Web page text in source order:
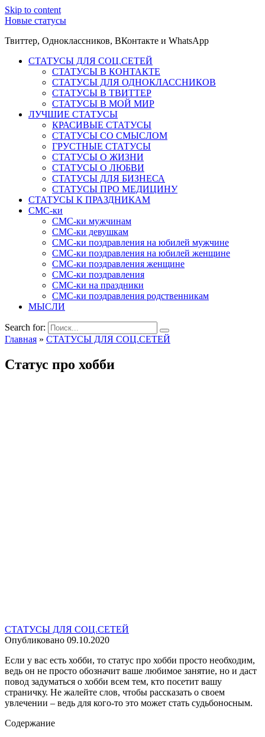
Skip to content
Новые статусы
Твиттер, Одноклассников, ВКонтакте и WhatsApp
СТАТУСЫ ДЛЯ СОЦ.СЕТЕЙ
СТАТУСЫ В КОНТАКТЕ
СТАТУСЫ ДЛЯ ОДНОКЛАССНИКОВ
СТАТУСЫ В ТВИТТЕР
СТАТУСЫ В МОЙ МИР
ЛУЧШИЕ СТАТУСЫ
КРАСИВЫЕ СТАТУСЫ
СТАТУСЫ СО СМЫСЛОМ
ГРУСТНЫЕ СТАТУСЫ
СТАТУСЫ О ЖИЗНИ
СТАТУСЫ О ЛЮБВИ
СТАТУСЫ ДЛЯ БИЗНЕСА
СТАТУСЫ ПРО МЕДИЦИНУ
СТАТУСЫ К ПРАЗДНИКАМ
СМС-ки
СМС-ки мужчинам
СМС-ки девушкам
СМС-ки поздравления на юбилей мужчине
СМС-ки поздравления на юбилей женщине
СМС-ки поздравления женщине
СМС-ки поздравления
СМС-ки на праздники
СМС-ки поздравления родственникам
МЫСЛИ
Search for:
Главная » СТАТУСЫ ДЛЯ СОЦ.СЕТЕЙ
Статус про хобби
СТАТУСЫ ДЛЯ СОЦ.СЕТЕЙ
Опубликовано 09.10.2020
Если у вас есть хобби, то статус про хобби просто необходим,
ведь он не просто обозначит ваше любимое занятие, но и даст
повод задуматься о хобби всем тем, кто посетит вашу
страничку. Не жалейте слов, чтобы рассказать о своем
увлечении – ведь для кого-то это может стать судьбоносным.
Содержание